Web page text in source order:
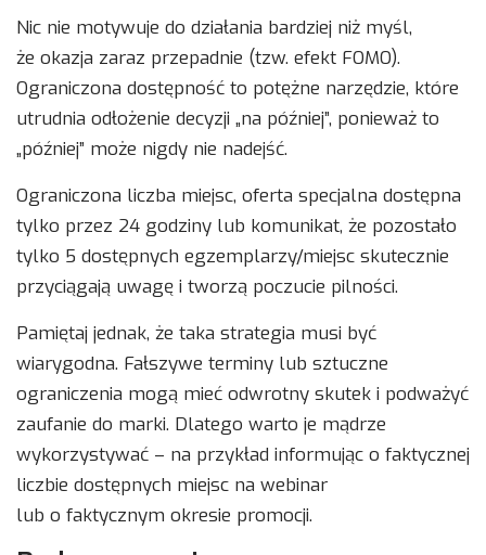
Nic nie motywuje do działania bardziej niż myśl,
że okazja zaraz przepadnie (tzw. efekt FOMO).
Ograniczona dostępność to potężne narzędzie, które
utrudnia odłożenie decyzji „na później”, ponieważ to
„później” może nigdy nie nadejść.
Ograniczona liczba miejsc, oferta specjalna dostępna
tylko przez 24 godziny lub komunikat, że pozostało
tylko 5 dostępnych egzemplarzy/miejsc skutecznie
przyciągają uwagę i tworzą poczucie pilności.
Pamiętaj jednak, że taka strategia musi być
wiarygodna. Fałszywe terminy lub sztuczne
ograniczenia mogą mieć odwrotny skutek i podważyć
zaufanie do marki. Dlatego warto je mądrze
wykorzystywać – na przykład informując o faktycznej
liczbie dostępnych miejsc na webinar
lub o faktycznym okresie promocji.